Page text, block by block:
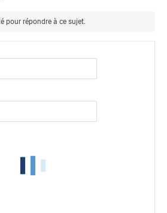
pour répondre à ce sujet.